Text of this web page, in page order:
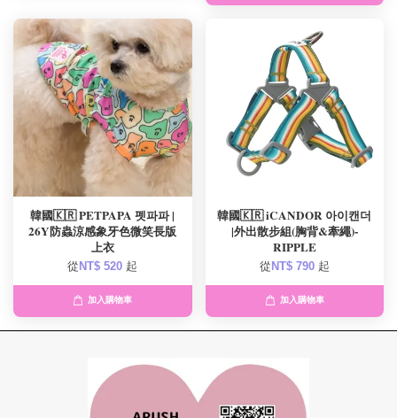
韓國🇰🇷 PETPAPA 펫파파 |
26Y防蟲涼感象牙色微笑長版
上衣
從 NT$ 520 起
加入購物車
韓國🇰🇷 iCANDOR 아이캔더
|外出散步組(胸背&牽繩)-
RIPPLE
從 NT$ 790 起
加入購物車